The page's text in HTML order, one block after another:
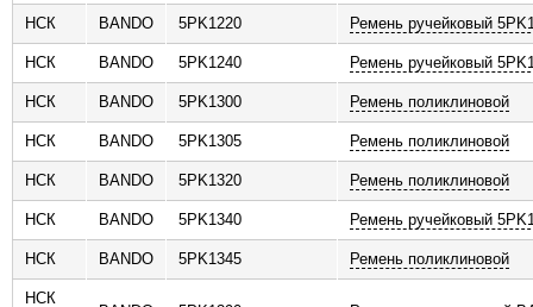
НСК BANDO 5PK1220 Ремень ручейковый
НСК BANDO 5PK1240 Ремень ручейковый
НСК BANDO 5PK1300 Ремень поликлиновой
НСК BANDO 5PK1305 Ремень поликлиновой
НСК BANDO 5PK1320 Ремень поликлиновой
НСК BANDO 5PK1340 Ремень ручейковый
НСК BANDO 5PK1345 Ремень поликлиновой
НСК